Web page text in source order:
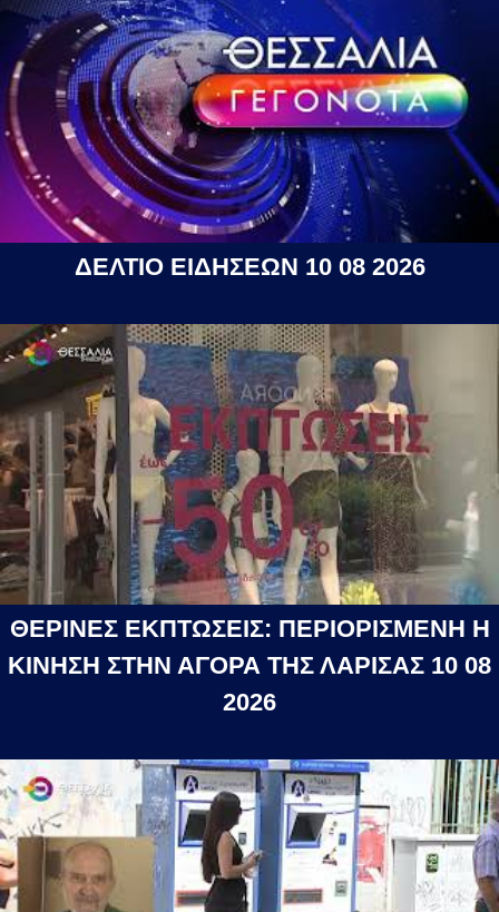
ΔΕΛΤΙΟ ΕΙΔΗΣΕΩΝ 10 08 2026
ΘΕΡΙΝΕΣ ΕΚΠΤΩΣΕΙΣ: ΠΕΡΙΟΡΙΣΜΕΝΗ Η
ΚΙΝΗΣΗ ΣΤΗΝ ΑΓΟΡΑ ΤΗΣ ΛΑΡΙΣΑΣ 10 08
2026